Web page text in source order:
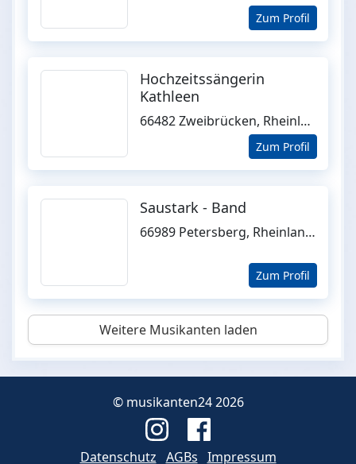
Zum Profil
Hochzeitssängerin
Kathleen
66482 Zweibrücken, Rheinland-Pfalz
Zum Profil
Saustark - Band
66989 Petersberg, Rheinland-Pfalz
Zum Profil
Weitere Musikanten laden
© musikanten24 2026
Datenschutz AGBs Impressum